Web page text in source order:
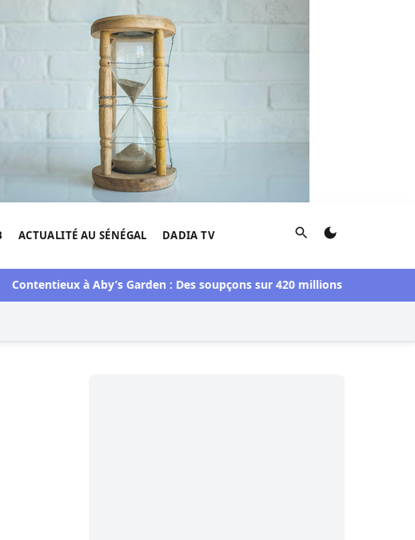
ACTUALITÉ AU SÉNÉGAL DADIA TV Rechercher
à Aby’s Garden : Des soupçons sur 420 millions F CFA, Aby